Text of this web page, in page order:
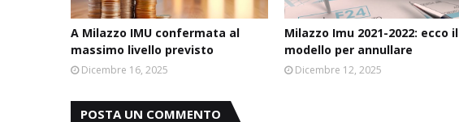
A Milazzo IMU confermata al
massimo livello previsto
Dicembre 16, 2025
Milazzo Imu 2021-2022: ecco il
modello per annullare
Dicembre 12, 2025
POSTA UN COMMENTO